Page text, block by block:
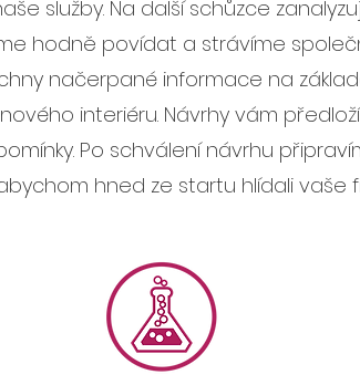
služby. Na další schůzce
hodně povídat a strávíme
načerpané informace na
interiéru. Návrhy vám
Po schválení návrhu
hned ze startu hlídali vaše